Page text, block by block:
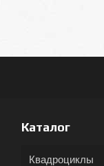
Каталог
Квадроциклы